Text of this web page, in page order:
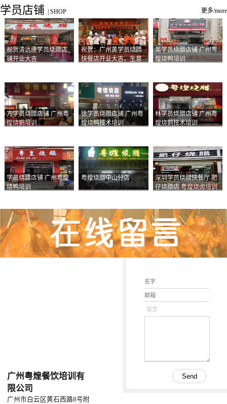
学员店铺 SHOP 更多/more
祝贺清远唐学员烧腊店
铺开业大吉
祝贺：广州黄学员烧腊
快餐店开业大吉，生意
吴学员烧腊店铺 广州粤
煌烧鸭培训
方学员烧腊店铺 广州粤
煌烧鹅培训
徐学员烧腊店铺 广州粤
煌烧鸭技术培训
林学员烧腊店铺 广州粤
煌烧鹅技术培训
学员烧腊店铺 广州粤煌
烧鸭培训
粤煌烧腊中山分店
深圳学员烧腊快餐厅 肥
仔烧腊店 粤煌烧卤培训
广州粤煌餐饮培训有
限公司
广州市白云区黄石西路8号附
留言